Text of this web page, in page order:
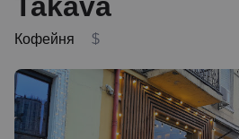
Кофейня $